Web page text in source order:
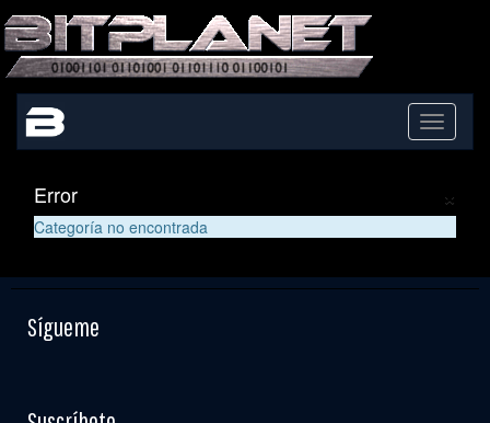
Toggle
×
Error
Categoría no encontrada
Sígueme